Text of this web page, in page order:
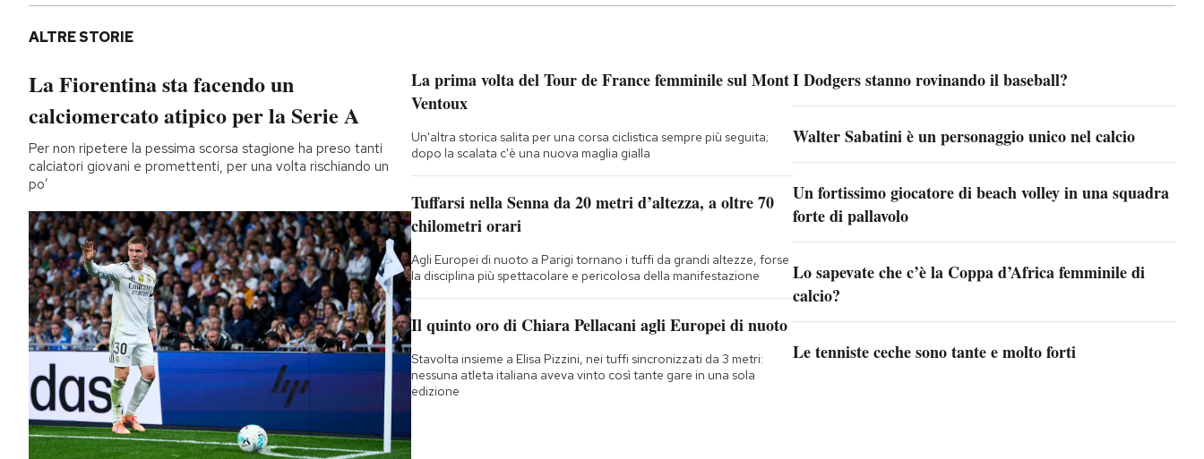
ALTRE STORIE
La Fiorentina sta facendo un
calciomercato atipico per la Serie A
Per non ripetere la pessima scorsa stagione ha preso tanti
calciatori giovani e promettenti, per una volta rischiando un
po’
La prima volta del Tour de France femminile sul Mont
Ventoux
Un'altra storica salita per una corsa ciclistica sempre più seguita;
dopo la scalata c'è una nuova maglia gialla
Tuffarsi nella Senna da 20 metri d’altezza, a oltre 70
chilometri orari
Agli Europei di nuoto a Parigi tornano i tuffi da grandi altezze, forse
la disciplina più spettacolare e pericolosa della manifestazione
Il quinto oro di Chiara Pellacani agli Europei di nuoto
Stavolta insieme a Elisa Pizzini, nei tuffi sincronizzati da 3 metri:
nessuna atleta italiana aveva vinto così tante gare in una sola
edizione
I Dodgers stanno rovinando il baseball?
Walter Sabatini è un personaggio unico nel calcio
Un fortissimo giocatore di beach volley in una squadra
forte di pallavolo
Lo sapevate che c’è la Coppa d’Africa femminile di
calcio?
Le tenniste ceche sono tante e molto forti